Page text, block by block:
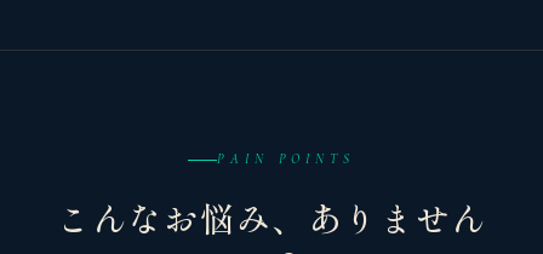
PAIN POINTS
こんなお悩み、ありません